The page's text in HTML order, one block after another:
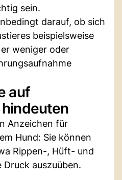
sein.
darauf, ob sich
beispielsweise
weniger oder
auf
Anzeichen für
Hund: Sie können
Rippen-, Hüft- und
auszuüben.